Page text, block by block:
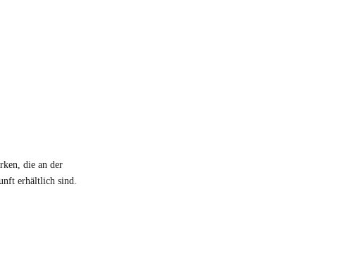
die an der
erhältlich sind.